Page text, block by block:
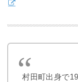
村田町出身で